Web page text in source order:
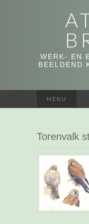
WERK- EN
BEELDEND
MENU
Torenvalk